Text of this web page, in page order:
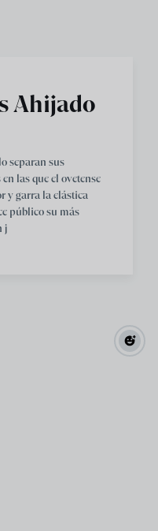
Ahijado
separan sus
las que el ovetense
y garra la elástica
público su más
j